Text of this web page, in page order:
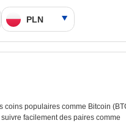
coins populaires comme Bitcoin
facilement des paires comme